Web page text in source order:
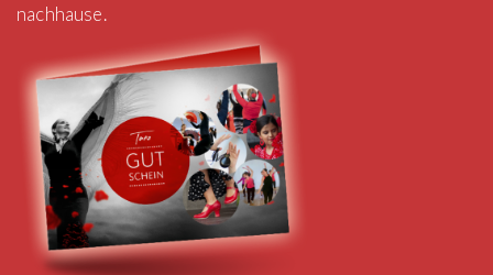
nachhause.